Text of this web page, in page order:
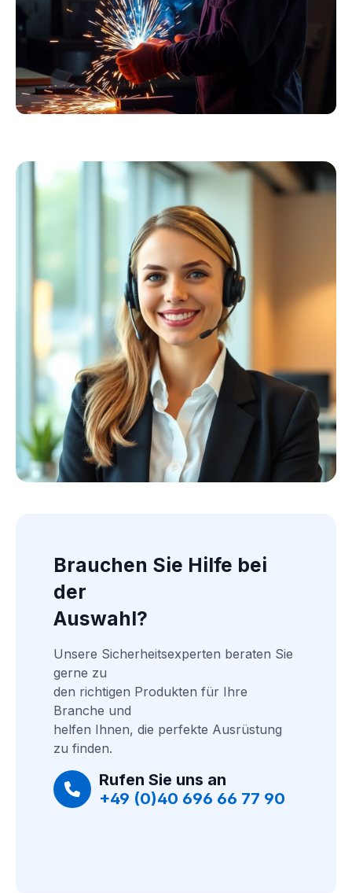
Schweißer
Profiausrüstung
Kollektion ansehen
Brauchen Sie Hilfe bei
der
Auswahl?
Unsere Sicherheitsexperten beraten Sie
gerne zu
den richtigen Produkten für Ihre
Branche und
helfen Ihnen, die perfekte Ausrüstung
zu finden.
Rufen Sie uns an
+49 (0)40 696 66 77 90